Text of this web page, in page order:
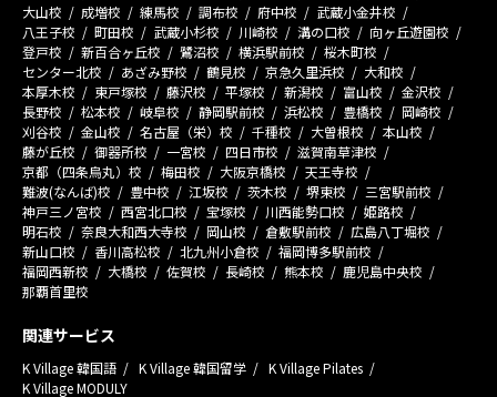
大山校
成増校 練馬校 調布校 府中校
武蔵小金井校
八王子校
町田校 武蔵小杉校 川崎校 溝の口校
向ヶ丘遊園校
登戸校
新百合ヶ丘校 鷺沼校 横浜駅前校
桜木町校
センター北校
あざみ野校 鶴見校 京急久里浜校
大和校
本厚木校
東戸塚校 藤沢校 平塚校 新潟校 富山校
金沢校
長野校
松本校 岐阜校 静岡駅前校 浜松校 豊橋校
岡崎校
刈谷校
金山校 名古屋（栄）校 千種校 大曽根校
本山校
藤が丘校
御器所校 一宮校 四日市校
滋賀南草津校
京都（四条烏丸）校
梅田校 大阪京橋校
天王寺校
難波(なんば)校
豊中校 江坂校 茨木校 堺東校
三宮駅前校
神戸三ノ宮校
西宮北口校 宝塚校 川西能勢口校
姫路校
明石校
奈良大和西大寺校 岡山校 倉敷駅前校
広島八丁堀校
新山口校
香川高松校 北九州小倉校
福岡博多駅前校
福岡西新校
大橋校 佐賀校 長崎校 熊本校
鹿児島中央校
那覇首里校
関連サービス
K Village 韓国語 K Village 韓国留学
K Village Pilates
K Village MODULY